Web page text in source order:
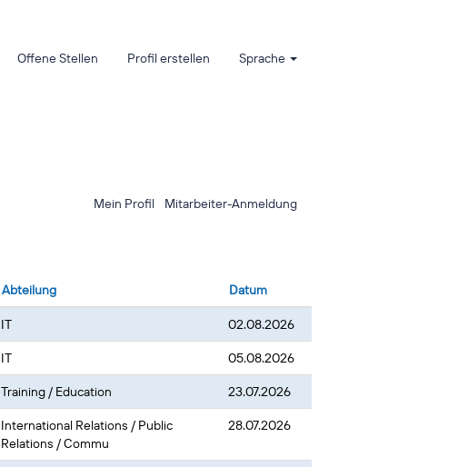
Offene Stellen Profil erstellen Sprache
Mein Profil Mitarbeiter-Anmeldung
Abteilung Datum
IT 02.08.2026
IT 05.08.2026
Training / Education 23.07.2026
International Relations / Public
Relations / Commu
28.07.2026